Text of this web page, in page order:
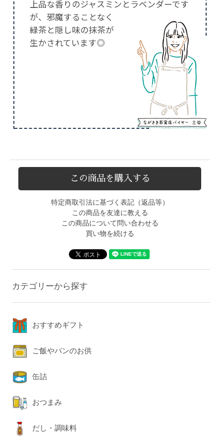
上品な香りのジャスミンとラベンダーです
が、邪魔することなく
緑茶と隠し味の抹茶が
生かされています◎
この商品を購入する
特定商取引法に基づく表記（返品等）
この商品を友達に教える
この商品について問い合わせる
買い物を続ける
カテゴリーから探す
おすすめギフト
ご飯やパンのお供
缶詰
おつまみ
だし・調味料